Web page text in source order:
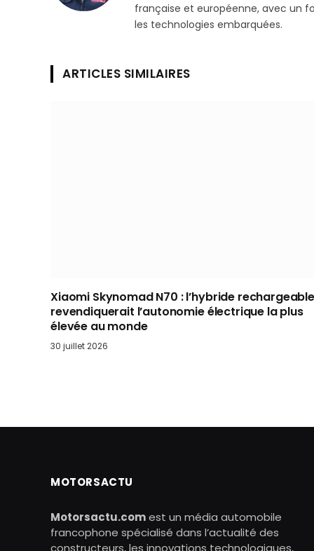
française et européenne, avec un
les technologies embarquées.
ARTICLES SIMILAIRES
Xiaomi Skynomad N70 : l’hybride rechargeable
revendiquerait l’autonomie électrique la plus
élevée au monde
30 juillet 2026
MOTORSACTU
Motorsactu.comest un média automobile
francophone spécialisé dans l’actualité des
constructeurs, les innovations technologiques,